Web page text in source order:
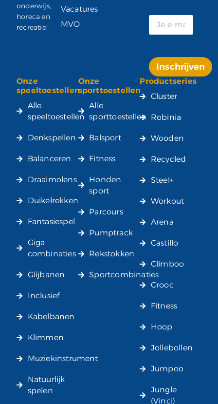
onderwijs,
horeca en
recreatie!
Vacatures
MVO
Inschrijven
Alternative:
Onze
speeltoestellen
Alle
speeltoestellen
Denkspellen
Balanceren
Draaimolens
Duikelrekken
Fantasiespel
Giga
combinaties
Glijbanen
Inclusief
Kabelbanen
Klimmen
Muziekinstrument
Natuurlijk
spelen
Onze
sporttoestellen
Alle
sporttoestellen
Balsport
Fitness
Honden
sport
Parcours
Pumptrack
Rekstokken
Sportcombinaties
Productseries
Cluster
Robinia
Wooden
Recycled
Steel+
Workout
Arena
Castillo
Climboo
Crooc
Fitness
Hoop
Jollebollen
Jumpoo
Jungle
(Vinci)